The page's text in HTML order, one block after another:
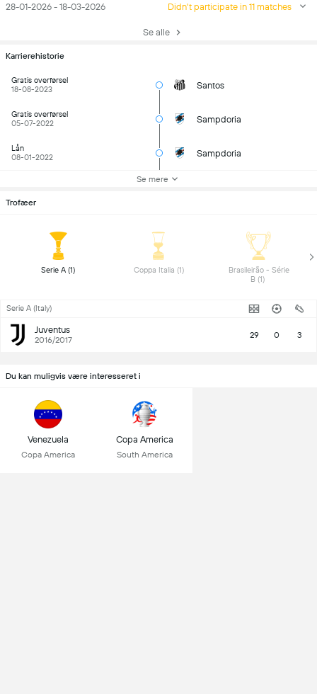
28-01-2026 - 18-03-2026 Didn't participate in 11 matches
Se alle
Karrierehistorie
Gratis overførsel
18-08-2023
Santos
Gratis overførsel
05-07-2022
Sampdoria
Lån
08-01-2022
Sampdoria
Se mere
Trofæer
Coppa Italia (1)
Brasileirão - Série
Serie A (Italy)
Juventus
2016/2017 29 0 3
Du kan muligvis være interesseret i
Venezuela
Copa America
Copa America
South America